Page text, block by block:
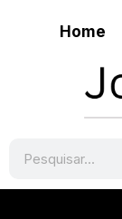
Home